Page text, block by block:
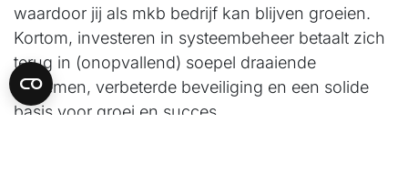
waardoor jij als mkb bedrijf kan blijven groeien.
Kortom, investeren in systeembeheer betaalt zich
terug in (onopvallend) soepel draaiende
systemen, verbeterde beveiliging en een solide
basis voor groei en succes.